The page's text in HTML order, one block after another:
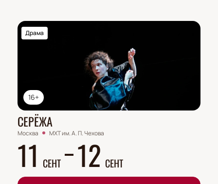
16+
Драма
СЕРЁЖА
Москва МХТ им. А. П. Чехова
11 СЕНТ 12 СЕНТ